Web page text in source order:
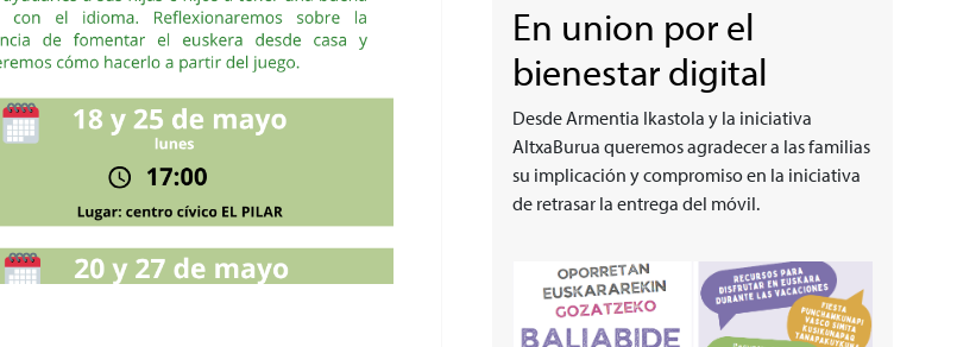
En union por el
bienestar digital
Desde Armentia Ikastola y la iniciativa
AltxaBurua queremos agradecer a las familias
su implicación y compromiso en la iniciativa
de retrasar la entrega del móvil.